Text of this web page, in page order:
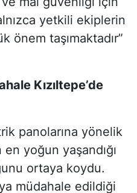
yetkili ekiplerin
önem taşımaktadır”
Kızıltepe’de
panolarına yönelik
yoğun yaşandığı
ortaya koydu.
müdahale edildiği